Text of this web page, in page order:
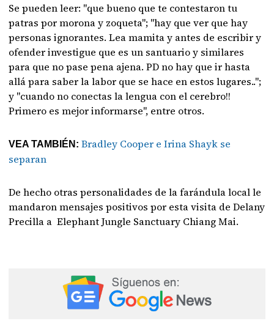
Se pueden leer: "que bueno que te contestaron tu
patras por morona y zoqueta"; "hay que ver que hay
personas ignorantes. Lea mamita y antes de escribir y
ofender investigue que es un santuario y similares
para que no pase pena ajena. PD no hay que ir hasta
allá para saber la labor que se hace en estos lugares..";
y "cuando no conectas la lengua con el cerebro!!
Primero es mejor informarse", entre otros.
VEA TAMBIÉN: Bradley Cooper e Irina Shayk se
separan
De hecho otras personalidades de la farándula local le
mandaron mensajes positivos por esta visita de Delany
Precilla a Elephant Jungle Sanctuary Chiang Mai.